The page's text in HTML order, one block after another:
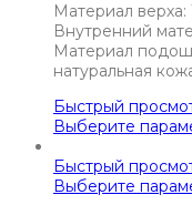
Материал верха:
Внутренний
Материал
натуральная
Быстрый
Выберите
Быстрый
Выберите